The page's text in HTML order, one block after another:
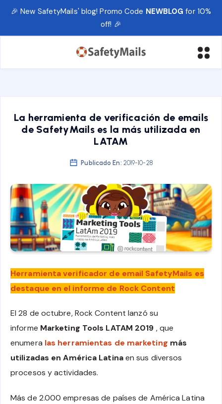
🎉 New SafetyMails' blog! Promo Code NEWBLOG for 10%
off! 🎉
La herramienta de verificación de emails
de SafetyMails es la más utilizada en
LATAM
Publicado En: 2019-10-28
Herramienta verificador de email SafetyMails es
destaque en el informe de Rock Content
El 28 de octubre, Rock Content lanzó su
informe Marketing Tools LATAM 2019 , que
enumera las herramientas de marketing más
utilizadas en América Latinaen sus diversos
procesos y actividades.
Más de 2.000 empresas de países de América Latina